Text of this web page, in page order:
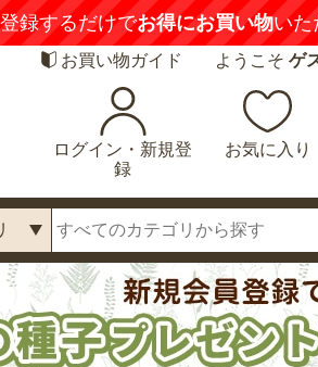
録するだけでお得にお買い物いた
お買い物ガイド ようこそ ゲ
ログイン・新規登
録
お気に入り